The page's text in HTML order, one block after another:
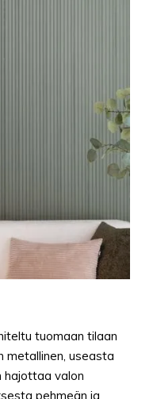
tuomaan tilaan
metallinen, useasta
hajottaa valon
pehmeän ja